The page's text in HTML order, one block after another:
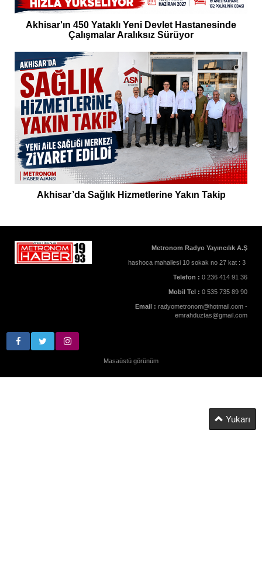
Akhisar'ın 450 Yataklı Yeni Devlet Hastanesinde
Çalışmalar Aralıksız Sürüyor
Akhisar’da Sağlık Hizmetlerine Yakın Takip
Metronom Radyo Yayıncılık A.Ş
hashoca mahallesi 10 sokak no 27 kat : 3
Telefon : 0 236 414 91 36
Mobil Tel : 0 535 735 89 90
Email : radyometronom@hotmail.com -
emrahduztas@gmail.com
Masaüstü görünüm
Yukarı